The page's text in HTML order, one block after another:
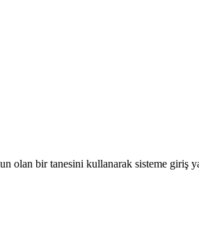
bir tanesini kullanarak sisteme giriş